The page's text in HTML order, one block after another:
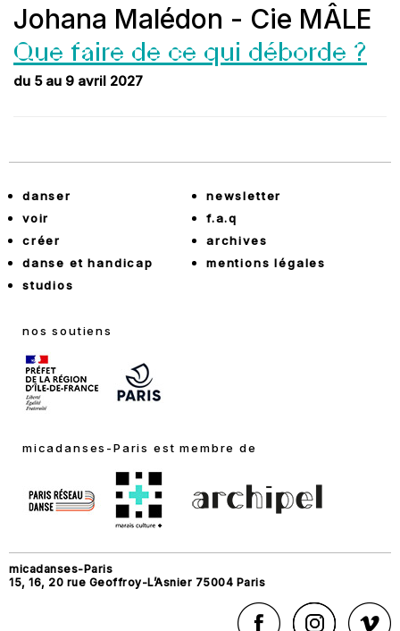
Johana Malédon - Cie MÂLE
Que faire de ce qui déborde ?
du 5 au 9 avril 2027
danser
voir
créer
danse et handicap
studios
newsletter
f.a.q
archives
mentions légales
nos soutiens
micadanses-Paris est membre de
micadanses-Paris
15, 16, 20 rue Geoffroy-L’Asnier 75004 Paris